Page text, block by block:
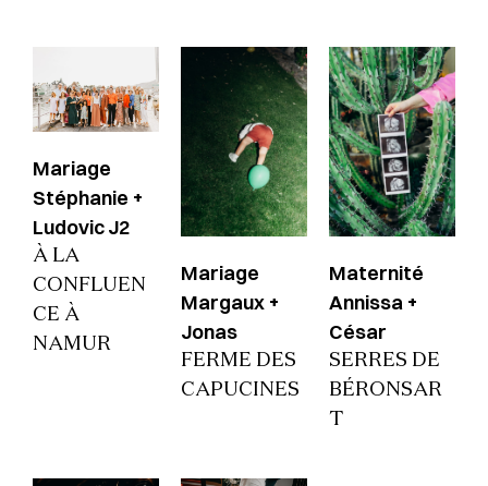
Mariage
Stéphanie +
Ludovic J2
À LA
CONFLUEN
CE À
NAMUR
Mariage
Margaux +
Jonas
FERME DES
CAPUCINES
Maternité
Annissa +
César
SERRES DE
BÉRONSAR
T